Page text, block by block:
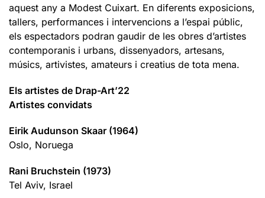
aquest any a Modest Cuixart. En diferents exposicions,
tallers, performances i intervencions a l’espai públic,
els espectadors podran gaudir de les obres d’artistes
contemporanis i urbans, dissenyadors, artesans,
músics, artivistes, amateurs i creatius de tota mena.
Els artistes de Drap-Art’22
Artistes convidats
Eirik Audunson Skaar (1964)
Oslo, Noruega
Rani Bruchstein (1973)
Tel Aviv, Israel